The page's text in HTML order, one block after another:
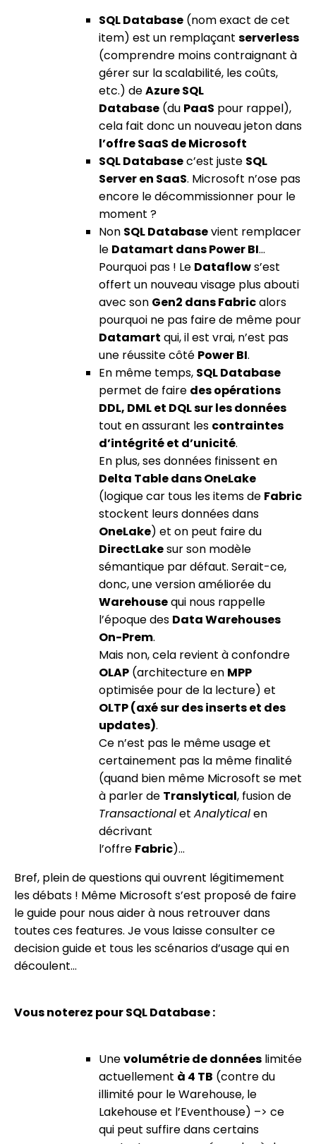
SQL Database (nom exact de cet
item) est un remplaçant serverless
(comprendre moins contraignant à
gérer sur la scalabilité, les coûts,
etc.) deAzure SQL
Database (du PaaS pour rappel),
cela fait donc un nouveau jeton dans
l’offre SaaS de Microsoft
SQL Databasec’est juste SQL
Server en SaaS. Microsoft n’ose pas
encore le décommissionner pour le
moment ?
Non SQL Databasevient remplacer
le Datamart dans Power BI…
Pourquoi pas ! Le Dataflows’est
offert un nouveau visage plus abouti
avec son Gen2 dans Fabricalors
pourquoi ne pas faire de même pour
Datamart qui, il est vrai, n’est pas
une réussite côté Power BI.
En même temps, SQL Database
permet de faire des opérations
DDL, DML et DQL sur les données
tout en assurant les contraintes
d’intégrité et d’unicité.
En plus, ses données finissent en
Delta Table dans OneLake
(logique car tous les items de Fabric
stockent leurs données dans
OneLake) et on peut faire du
DirectLakesur son modèle
sémantique par défaut. Serait-ce,
donc, une version améliorée du
Warehousequi nous rappelle
l’époque des Data Warehouses
On-Prem.
Mais non, cela revient à confondre
OLAP (architecture en MPP
optimisée pour de la lecture) et
OLTP (axé sur des inserts et des
updates).
Ce n’est pas le même usage et
certainement pas la même finalité
(quand bien même Microsoft se met
à parler de Translytical, fusion de
Transactionalet Analyticalen
décrivant
l’offre Fabric)…
Bref, plein de questions qui ouvrent légitimement
les débats ! Même Microsoft s’est proposé de faire
le guide pour nous aider à nous retrouver dans
toutes ces features. Je vous laisse consulterce
decision guideet tous les scénarios d’usage qui en
découlent…
Vous noterez pour SQL Database :
Unevolumétrie de données limitée
actuellement à 4 TB (contre du
illimité pour le Warehouse, le
Lakehouse et l’Eventhouse) –> ce
qui peut suffire dans certains